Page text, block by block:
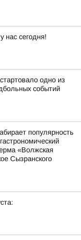
нас сегодня!
одно из
событий
популярность
«Волжская
Сызранского